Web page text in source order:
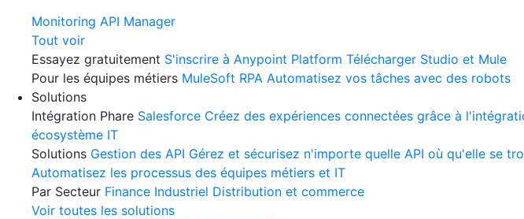
Monitoring API Manager
Tout voir
Essayez gratuitement S'inscrire à Anypoint Platform Télécharger Studio et Mule
Pour les équipes métiers MuleSoft RPA Automatisez vos tâches avec des robots
Solutions
Intégration Phare Salesforce Créez des expériences connectées grâce à
écosystème IT
Solutions Gestion des API Gérez et sécurisez n'importe quelle API où qu'elle se
Automatisez les processus des équipes métiers et IT
Par Secteur Finance Industriel Distribution et commerce
Voir toutes les solutions